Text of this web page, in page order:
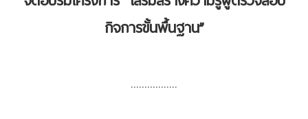
กิจการขั้นพื้นฐาน”
.................